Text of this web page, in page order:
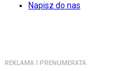
Napisz do nas
REKLAMA I PRENUMERATA